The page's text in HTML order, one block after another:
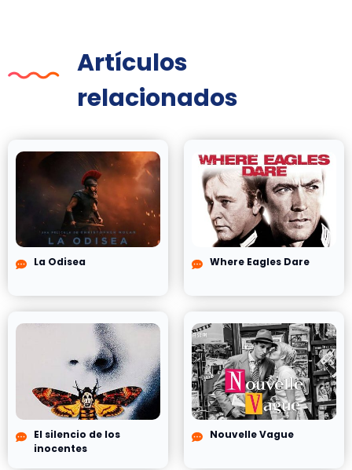
Artículos
relacionados
La Odisea Where Eagles Dare
El silencio de los
inocentes
Nouvelle Vague